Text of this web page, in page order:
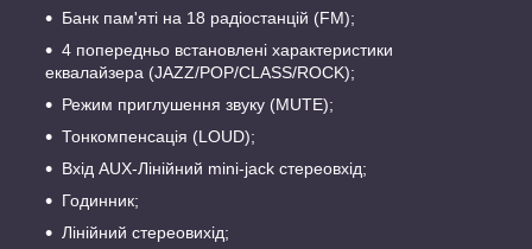
Банк пам'яті на 18 радіостанцій (FM);
4 попередньо встановлені характеристики
еквалайзера (JAZZ/POP/CLASS/ROCK);
Режим приглушення звуку (MUTE);
Тонкомпенсація (LOUD);
Вхід AUX-Лінійний mini-jack стереовхід;
Годинник;
Лінійний стереовихід;